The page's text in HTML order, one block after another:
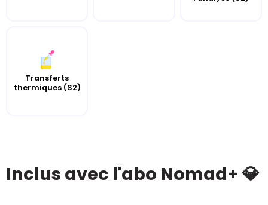
Transferts
thermiques (S2)
Inclus avec l'abo Nomad+ 💎